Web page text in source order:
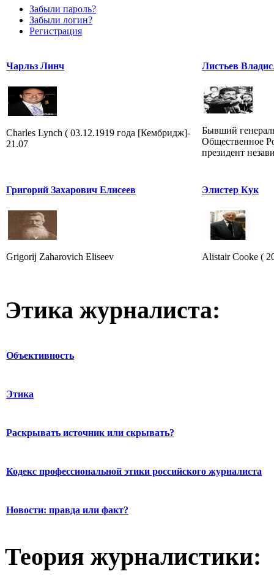
Забыли пароль?
Забыли логин?
Регистрация
Чарльз Линч
Charles Lynch ( 03.12.1919 года [Кембридж]-
21.07
Листьев
Бывший
Общественное
президент
Григорий Захарович Елисеев
Grigorij Zaharovich Eliseev
Элистер Кук
Alistair Cooke (
Этика журналиста:
Объективность
Этика
Раскрывать источник или скрывать?
Кодекс профессиональной этики российского журналиста
Новости: правда или факт?
Теория журналистики: